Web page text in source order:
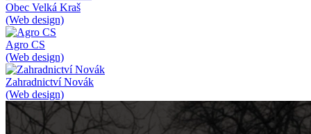
Obec Velká Kraš
(Web design)
Agro CS
(Web design)
Zahradnictví Novák
(Web design)